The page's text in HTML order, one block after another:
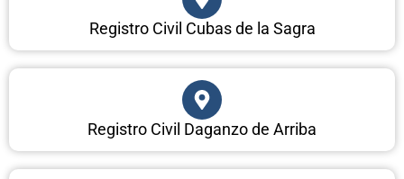
Registro Civil Cubas de la Sagra
Registro Civil Daganzo de Arriba